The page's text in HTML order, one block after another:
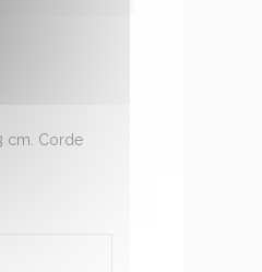
cm. Corde